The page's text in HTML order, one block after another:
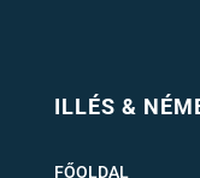
ILLÉS &
FŐOLDAL